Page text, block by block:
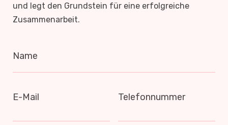
und legt den Grundstein für eine erfolgreiche
Zusammenarbeit.
Name
E-Mail Telefonnummer